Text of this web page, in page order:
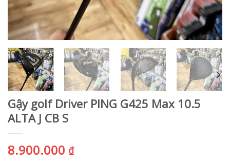
Gậy golf Driver PING G425 Max 10.5
ALTA J CB S
8.900.000 ₫